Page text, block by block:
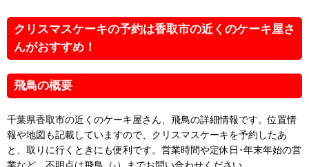
クリスマスケーキの予約は香取市の近くのケーキ屋さ
んがおすすめ！
飛鳥の概要
千葉県香取市の近くのケーキ屋さん、飛鳥の詳細情報です。位置情
報や地図も記載していますので、クリスマスケーキを予約したあ
と、取りに行くときにも便利です。営業時間や定休日･年末年始の営
業など、不明点は飛鳥（-）までお問い合わせください。